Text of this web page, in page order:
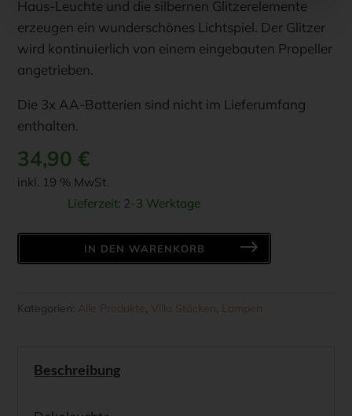
Haus-Leuchte und die silbernen Glitzerelemente
erzeugen ein wunderschönes Lichtspiel. Der Glitzer
wird kontinuierlich von einem eingebauten Propeller
angetrieben.
Die 3x AA-Batterien sind nicht im Lieferumfang
enthalten.
34,90 €
inkl. 19 % MwSt.
Lieferzeit: 2-3 Werktage
-
HOUSE
16cm
IN DEN WARENKORB
Kategorien: Alle Produkte, Villa Stöcken, Lampen
Beschreibung